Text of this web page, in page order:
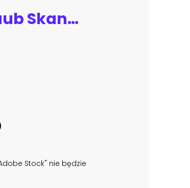
Landschaft Urlaub Skandinavien
Stock" nie będzie